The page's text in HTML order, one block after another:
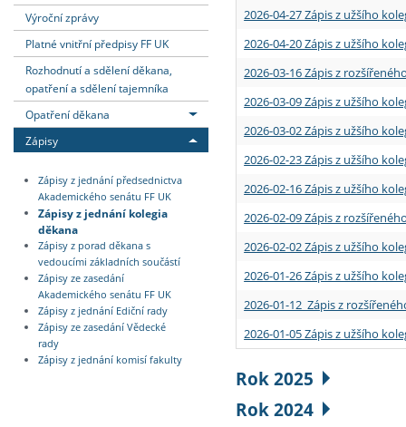
Absolventi fakulty
Vyjíždějící zaměstnanci
Výroční zprávy
Platné vnitřní předpisy FF UK
Rozhodnutí a sdělení děkana,
opatření a sdělení tajemníka
Opatření děkana
Zápisy
Zápisy z jednání předsednictva
Akademického senátu FF UK
Zápisy z jednání kolegia
děkana
Zápisy z porad děkana s
vedoucími základních součástí
Zápisy ze zasedání
Akademického senátu FF UK
Zápisy z jednání Ediční rady
Zápisy ze zasedání Vědecké
rady
Zápisy z jednání komisí fakulty
2026-04-27 Zápis z užšího
2026-04-20 Zápis z užšího
2026-03-16 Zápis z
2026-03-09 Zápis z užšího
2026-03-02 Zápis z užšího
2026-02-23 Zápis z užšího
2026-02-16 Zápis z užšího
2026-02-09 Zápis z
2026-02-02 Zápis z užšího
2026-01-26 Zápis z užšího
2026-01-12 Zápis z
2026-01-05 Zápis z užšího
Rok 2025
Rok 2024